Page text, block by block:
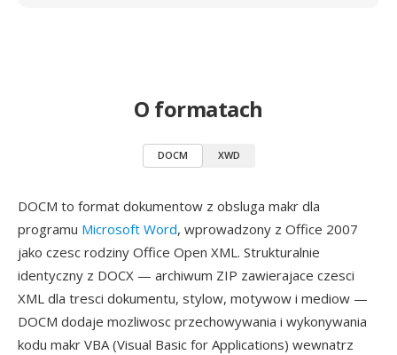
O formatach
DOCM XWD
DOCM to format dokumentow z obsluga makr dla
programu Microsoft Word, wprowadzony z Office 2007
jako czesc rodziny Office Open XML. Strukturalnie
identyczny z DOCX — archiwum ZIP zawierajace czesci
XML dla tresci dokumentu, stylow, motywow i mediow —
DOCM dodaje mozliwosc przechowywania i wykonywania
kodu makr VBA (Visual Basic for Applications) wewnatrz